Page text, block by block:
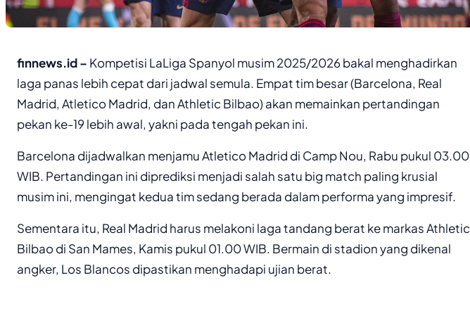
finnews.id – Kompetisi LaLiga Spanyol musim 2025/2026 bakal menghadirkan
laga panas lebih cepat dari jadwal semula. Empat tim besar(Barcelona, Real
Madrid, Atletico Madrid, dan Athletic Bilbao) akan memainkan pertandingan
pekan ke-19 lebih awal, yakni pada tengah pekan ini.
Barcelona dijadwalkan menjamu Atletico Madrid di Camp Nou, Rabu pukul 03.00
WIB. Pertandingan ini diprediksi menjadi salah satu big match paling krusial
musim ini, mengingat kedua tim sedang berada dalam performa yang impresif.
Sementara itu, Real Madrid harus melakoni laga tandang berat ke markas Athletic
Bilbao di San Mames, Kamis pukul 01.00 WIB. Bermain di stadion yang dikenal
angker, Los Blancos dipastikan menghadapi ujian berat.